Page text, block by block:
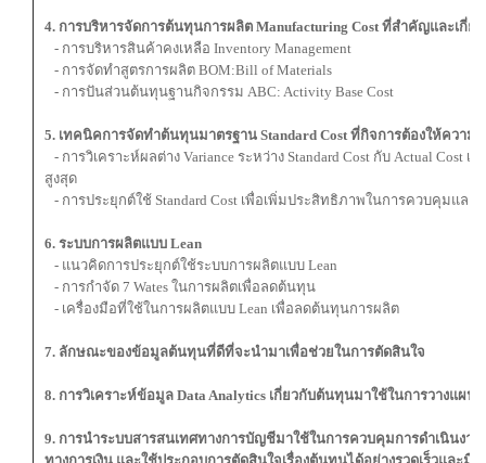
4. การบริหารจัดการต้นทุนการผลิต Manufacturing Cost ที่สำคัญและเกี่ย
- การบริหารสินค้าคงเหลือ Inventory Management
- การจัดทำสูตรการผลิต BOM:Bill of Materials
- การปันส่วนต้นทุนฐานกิจกรรม ABC: Activity Base Cost
5. เทคนิคการจัดทำต้นทุนมาตรฐาน Standard Cost ที่กิจการต้องให้ความ
- การวิเคราะห์ผลต่าง Variance ระหว่าง Standard Cost กับ Actual Cost
สูงสุด
- การประยุกต์ใช้ Standard Cost เพื่อเพิ่มประสิทธิภาพในการควบคุมและ
6. ระบบการผลิตแบบ Lean
- แนวคิดการประยุกต์ใช้ระบบการผลิตแบบ Lean
- การกำจัด 7 Wates ในการผลิตเพื่อลดต้นทุน
- เครื่องมือที่ใช้ในการผลิตแบบ Lean เพื่อลดต้นทุนการผลิต
7. ลักษณะของข้อมูลต้นทุนที่ดีที่จะนำมาเพื่อช่วยในการตัดสินใจ
8. การวิเคราะห์ข้อมูล Data Analytics เกี่ยวกับต้นทุนมาใช้ในการวางแผ
9. การนำระบบสารสนเทศทางการบัญชีมาใช้ในการควบคุมการดำเนินงา